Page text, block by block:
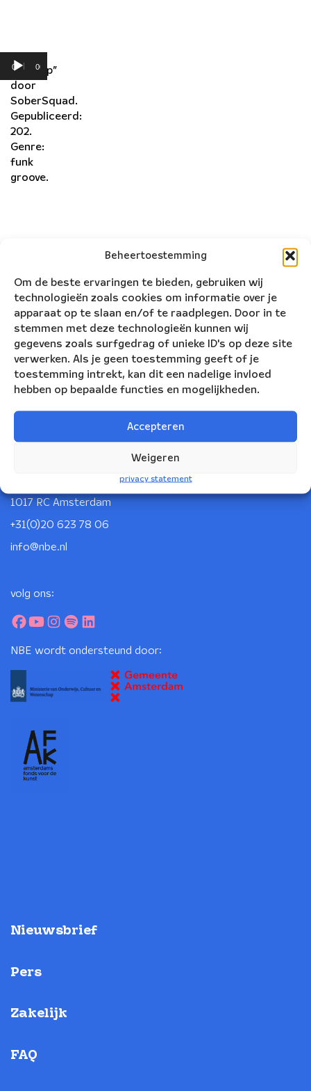
Beheertoestemming
Om de beste ervaringen te bieden, gebruiken wij
technologieën zoals cookies om informatie over je
apparaat op te slaan en/of te raadplegen. Door in te
stemmen met deze technologieën kunnen wij
gegevens zoals surfgedrag of unieke ID's op deze site
verwerken. Als je geen toestemming geeft of je
toestemming intrekt, kan dit een nadelige invloed
hebben op bepaalde functies en mogelijkheden.
Accepteren
Weigeren
privacy statement
00:00 00:00
“Badtrip”
door
SoberSquad.
Gepubliceerd:
202.
Genre:
funk
groove.
Nederlands Blazers Ensemble
Korte Leidsedwarsstraat 12
1017 RC Amsterdam
+31(0)20 623 78 06
info@nbe.nl
volg ons:
NBE wordt ondersteund door:
Nieuwsbrief
Pers
Zakelijk
FAQ